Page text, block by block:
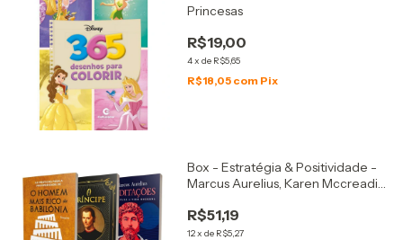
Princesas
R$19,00
4x de R$5,65
R$18,05 com Pix
Box - Estratégia & Positividade -
Marcus Aurelius, Karen Mccreadie
R$51,19
12x de R$5,27